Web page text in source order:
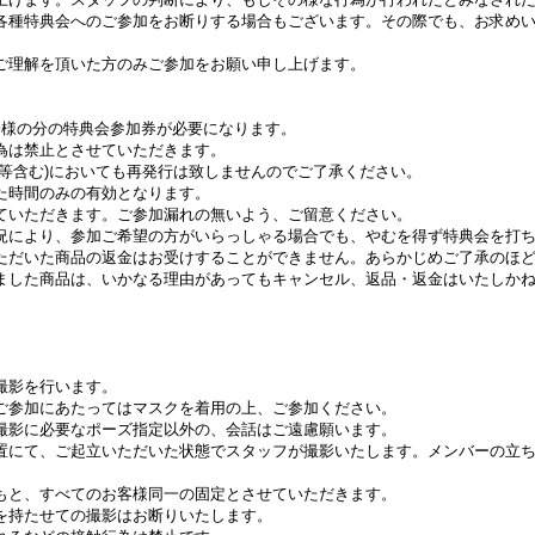
特典会へのご参加をお断りする場合もございます。その際でも、お求め
解を頂いた方のみご参加をお願い申し上げます。
の分の特典会参加券が必要になります。
禁止とさせていただきます。
む)においても再発行は致しませんのでご了承ください。
間のみの有効となります。
ただきます。ご参加漏れの無いよう、ご留意ください。
より、参加ご希望の方がいらっしゃる場合でも、やむを得ず特典会を打
いた商品の返金はお受けすることができません。あらかじめご了承のほ
た商品は、いかなる理由があってもキャンセル、返品・返金はいたしか
を行います。
加にあたってはマスクを着用の上、ご参加ください。
に必要なポーズ指定以外の、会話はご遠慮願います。
て、ご起立いただいた状態でスタッフが撮影いたします。メンバーの立
、すべてのお客様同一の固定とさせていただきます。
たせての撮影はお断りいたします。